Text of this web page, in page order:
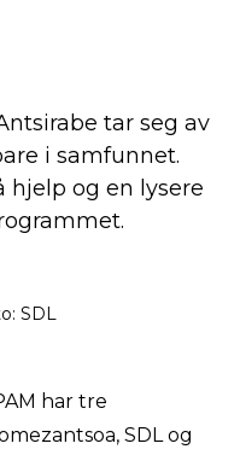
tar seg av
i samfunnet.
hjelp og en lysere
SDL
har tre
SDL og